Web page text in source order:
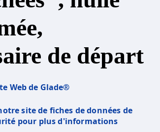
de départ
Web de Glade®
site de fiches de données de
pour plus d'informations